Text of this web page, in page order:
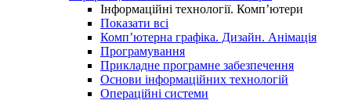
Інформаційні технології. Комп’ютери
Показати всі
Комп’ютерна графіка. Дизайн. Анімація
Програмування
Прикладне програмне забезпечення
Основи інформаційних технологій
Операційні системи